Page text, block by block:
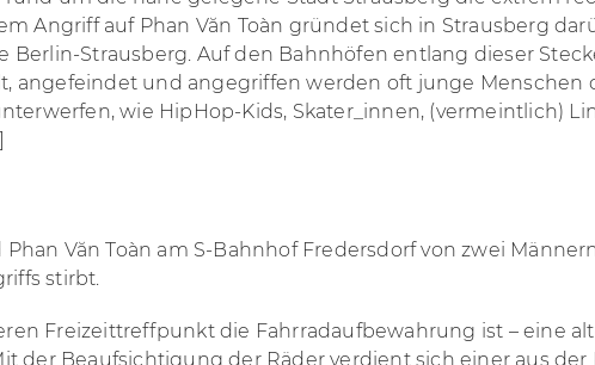
Angriff auf Phan Văn Toàn gründet sich in Strausberg
Berlin-Strausberg. Auf den Bahnhöfen entlang dieser
angefeindet und angegriffen werden oft junge Menschen
wie HipHop-Kids, Skater_innen, (vermeintlich)
Phan Văn Toàn am S-Bahnhof Fredersdorf von zwei
stirbt.
Freizeittreffpunkt die Fahrradaufbewahrung ist – eine
der Beaufsichtigung der Räder verdient sich einer aus der